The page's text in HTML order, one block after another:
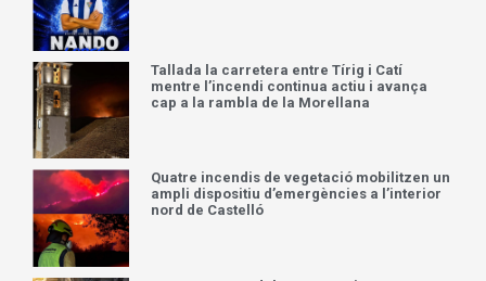
Tallada la carretera entre Tírig i Catí
mentre l’incendi continua actiu i avança
cap a la rambla de la Morellana
Quatre incendis de vegetació mobilitzen un
ampli dispositiu d’emergències a l’interior
nord de Castelló